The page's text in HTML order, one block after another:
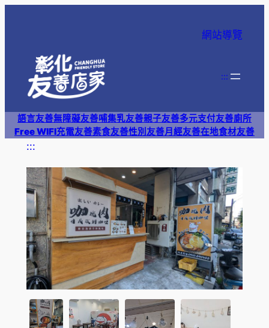
網站導覽
:::
語言友善無障礙友善哺集乳友善親子友善多元支付友善廁所
Free WIFI充電友善素食友善性別友善月經友善在地食材友善
:::